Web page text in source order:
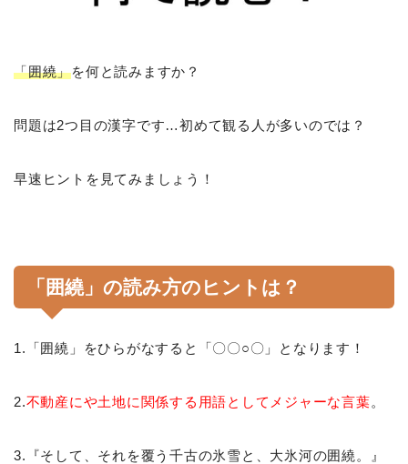
「囲繞」を何と読みますか？
問題は2つ目の漢字です…初めて観る人が多いのでは？
早速ヒントを見てみましょう！
「囲繞」の読み方のヒントは？
1.「囲繞」をひらがなすると「〇〇○〇」となります！
2.不動産にや土地に関係する用語としてメジャーな言葉。
3.『そして、それを覆う千古の氷雪と、大氷河の囲繞。』